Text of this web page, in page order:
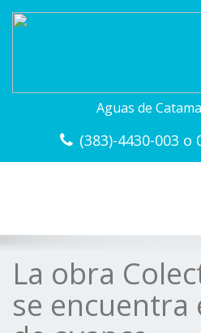
Aguas de
(383)-4430-003 o
La obra
se encuentra